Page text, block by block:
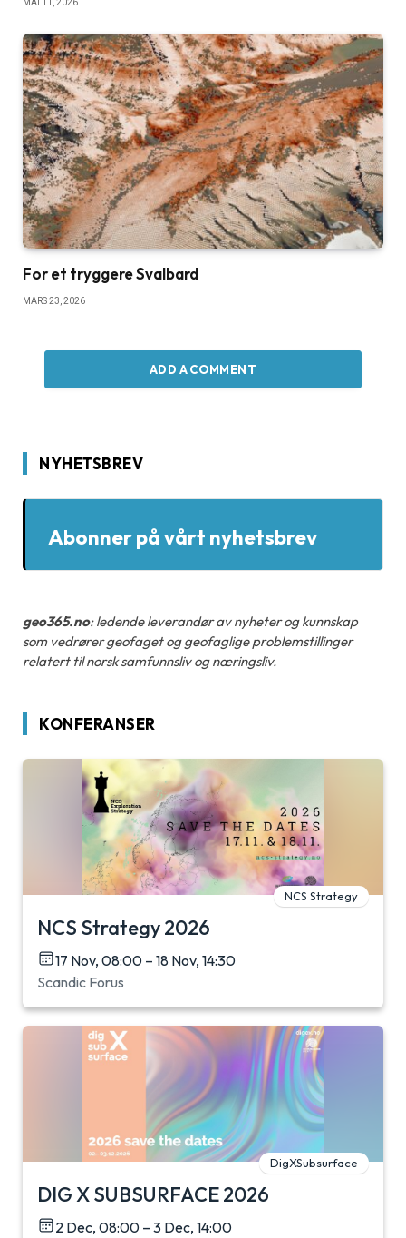
MAI 11, 2026
For et tryggere Svalbard
MARS 23, 2026
ADD A COMMENT
NYHETSBREV
Abonner på vårt nyhetsbrev
geo365.no: ledende leverandør av nyheter og kunnskap
som vedrører geofaget og geofaglige problemstillinger
relatert til norsk samfunnsliv og næringsliv.
KONFERANSER
NCS Strategy
NCS Strategy 2026
17 Nov, 08:00 – 18 Nov, 14:30
Scandic Forus
DigXSubsurface
DIG X SUBSURFACE 2026
2 Dec, 08:00 – 3 Dec, 14:00